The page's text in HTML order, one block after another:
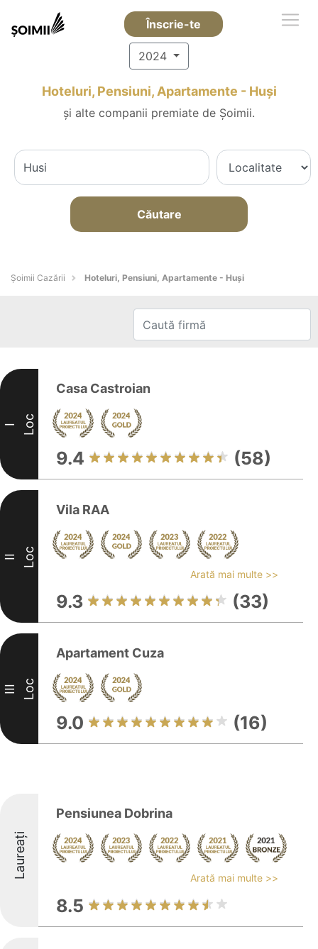
Înscrie-te
2024
Hoteluri, Pensiuni, Apartamente - Huşi
și alte companii premiate de Șoimii.
Căutare
Șoimii Cazării Hoteluri, Pensiuni, Apartamente - Huşi
I Loc
Casa Castroian
9.4 (58)
II Loc
Vila RAA
Arată mai multe >>
9.3 (33)
III Loc
Apartament Cuza
9.0 (16)
Laureați
Pensiunea Dobrina
Arată mai multe >>
8.5